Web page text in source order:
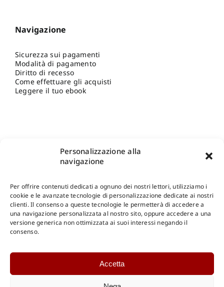
Personalizzazione alla
navigazione
Per offrire contenuti dedicati a ognuno dei nostri lettori, utilizziamo i
cookie e le avanzate tecnologie di personalizzazione dedicate ai nostri
clienti. Il consenso a queste tecnologie le permetterà di accedere a
una navigazione personalizzata al nostro sito, oppure accedere a una
versione generica non ottimizzata ai suoi interessi negando il
consenso.
Accetta
Navigazione
Sicurezza sui pagamenti
Modalità di pagamento
Diritto di recesso
Come effettuare gli acquisti
Leggere il tuo ebook
Shop Gangemi Editore-Pagamenti Sicuri e anche Rateali
Catalogo Online
Catalogo Internazionale